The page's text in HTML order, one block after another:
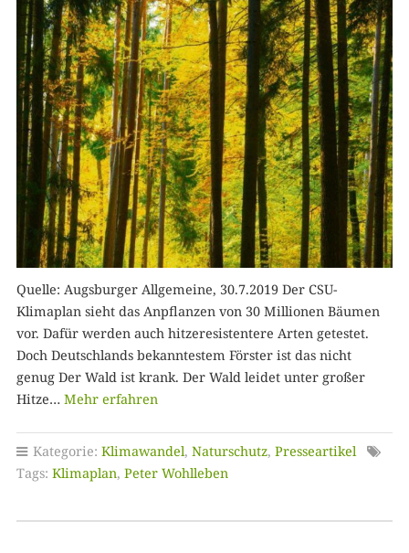
Quelle: Augsburger Allgemeine, 30.7.2019 Der CSU-
Klimaplan sieht das Anpflanzen von 30 Millionen Bäumen
vor. Dafür werden auch hitzeresistentere Arten getestet.
Doch Deutschlands bekanntestem Förster ist das nicht
genug Der Wald ist krank. Der Wald leidet unter großer
Hitze… Mehr erfahren
Kategorie: Klimawandel, Naturschutz, Presseartikel
Tags: Klimaplan, Peter Wohlleben